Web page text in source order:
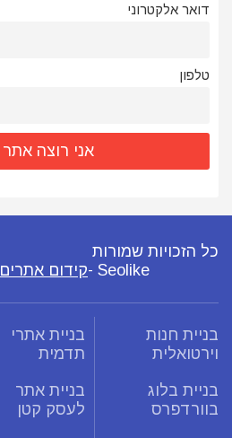
דואר אלקטרוני
טלפון
כל הזכויות שמורות
Seolike - קידום אתרים
בניית חנות
וירטואלית
בניית אתרי
תדמית
בניית בלוג
בוורדפרס
בניית אתר
לעסק קטן